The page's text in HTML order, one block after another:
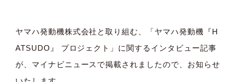
ヤマハ発動機株式会社と取り組む、「ヤマハ発動機 『H
ATSUDO』
プロジェクト」に関するインタビュー記事
が、マイナビニュースで掲載されましたので、お知らせ